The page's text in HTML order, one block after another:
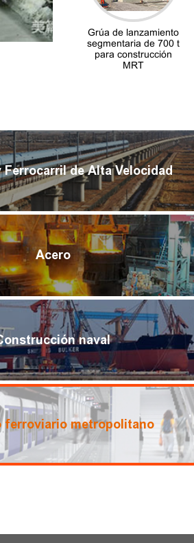
Grúa de lanzamiento
segmentaria de 700 t
para construcción
MRT
de Alta Velocidad
Acero
naval
ferroviario metropolitano